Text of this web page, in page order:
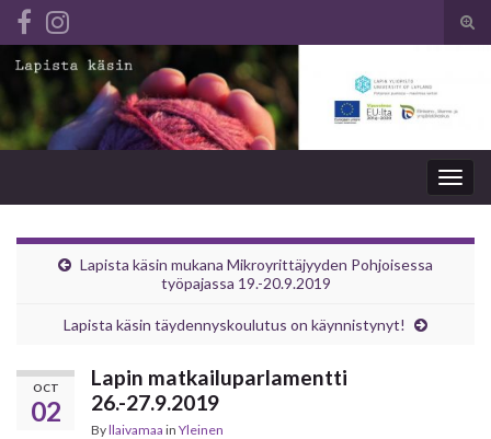
Search for:
Lapista käsin mukana Mikroyrittäjyyden Pohjoisessa
työpajassa 19.-20.9.2019
Lapista käsin täydennyskoulutus on käynnistynyt!
OCT
02
Lapin matkailuparlamentti
26.-27.9.2019
Byllaivamaa in Yleinen